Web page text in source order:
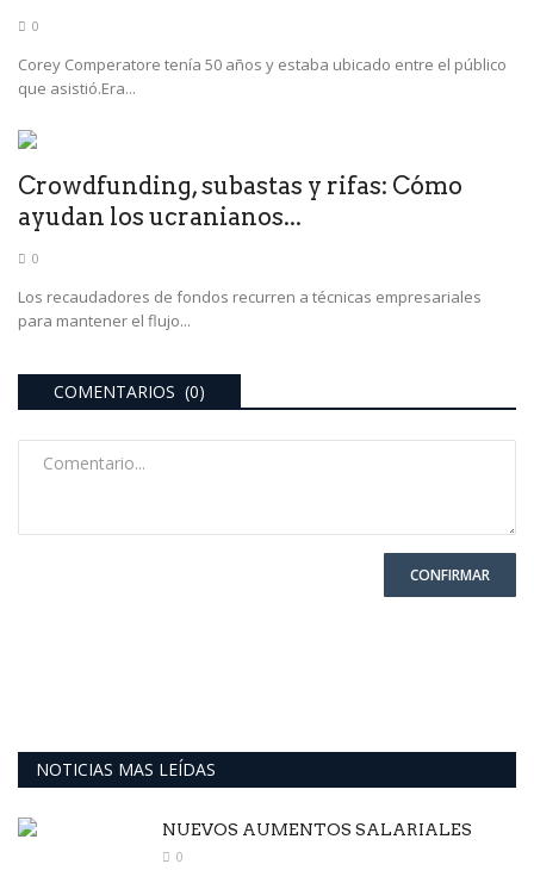
0
Corey Comperatore tenía 50 años y estaba ubicado entre el público
que asistió.Era...
Crowdfunding, subastas y rifas: Cómo
ayudan los ucranianos...
0
Los recaudadores de fondos recurren a técnicas empresariales
para mantener el flujo...
COMENTARIOS (0)
CONFIRMAR
NOTICIAS MAS LEÍDAS
NUEVOS AUMENTOS SALARIALES
0